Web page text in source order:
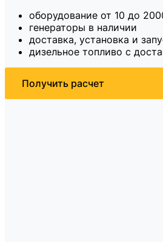
оборудование от 10 до
генераторы в наличии
доставка, установка и
дизельное топливо с
Получить расчет